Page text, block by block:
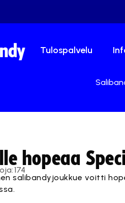
Tulospalvelu
hopeaa
174
salibandyjoukkue voitti